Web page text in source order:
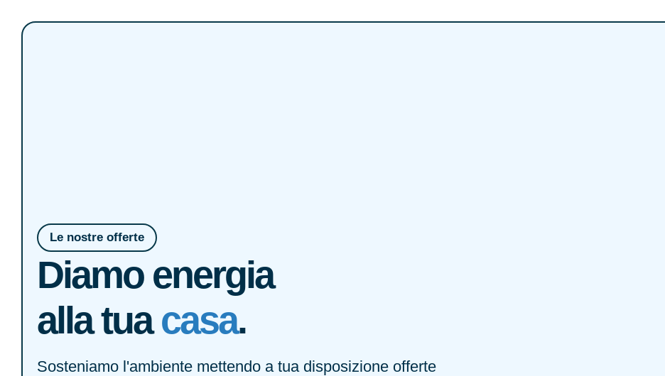
Le nostre offerte
Diamo energia
alla tuacasa.
Sosteniamo l'ambiente mettendo a tua disposizione offerte